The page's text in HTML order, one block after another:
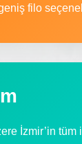
filo
İzmir’in